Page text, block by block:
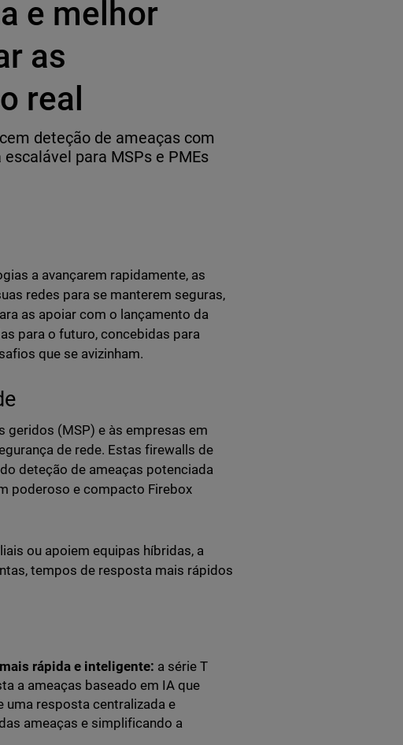
e melhor
as
real
deteção de ameaças com
para MSPs e PMEs
a avançarem rapidamente, as
redes para se manterem seguras,
as apoiar com o lançamento da
para o futuro, concebidas para
que se avizinham.
geridos (MSP) e às empresas em
de rede. Estas firewalls de
deteção de ameaças potenciada
poderoso e compacto Firebox
ou apoiem equipas híbridas, a
tempos de resposta mais rápidos
rápida e inteligente: a série T
a ameaças baseado em IA que
uma resposta centralizada e
ameaças e simplificando a